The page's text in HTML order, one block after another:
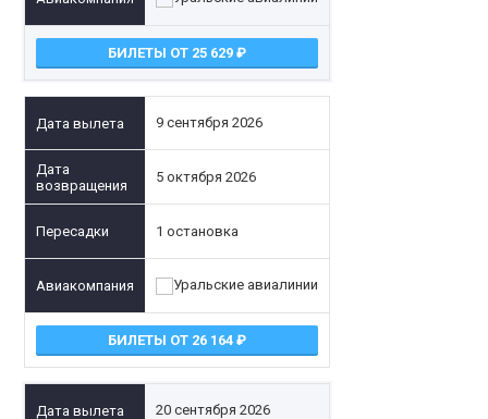
БИЛЕТЫ ОТ 25 629
9 сентября 2026
5 октября 2026
1 остановка
БИЛЕТЫ ОТ 26 164
20 сентября 2026